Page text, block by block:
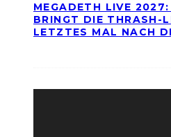
MEGADETH LIVE
BRINGT DIE THRASH-
LETZTES MAL NACH